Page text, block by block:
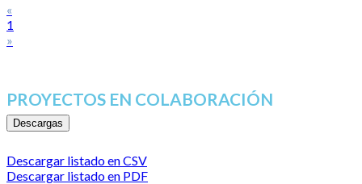
«
1
»
PROYECTOS EN COLABORACIÓN
Descargas
Descargar listado en CSV
Descargar listado en PDF